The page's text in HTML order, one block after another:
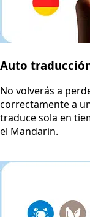
Auto
No volverás a
correctamente a
traduce sola en
el Mandarin.